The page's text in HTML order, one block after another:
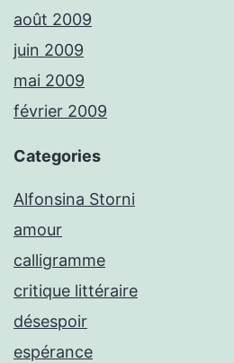
août 2009
juin 2009
mai 2009
février 2009
Categories
Alfonsina Storni
amour
calligramme
critique littéraire
désespoir
espérance